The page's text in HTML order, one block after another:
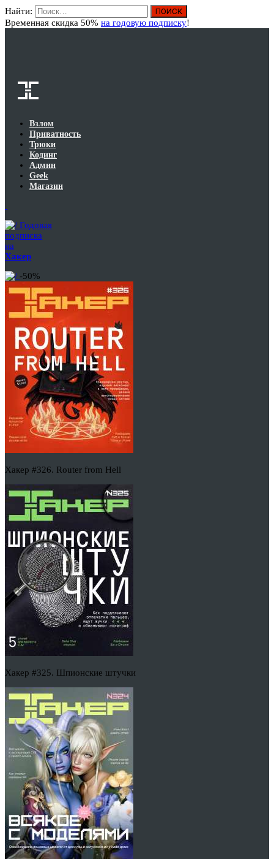
Найти:
Временная скидка 50% на годовую подписку!
Взлом
Приватность
Трюки
Кодинг
Админ
Geek
Магазин
Годовая
подписка
на
Хакер
-50%
Хакер #326. Router from Hell
Хакер #325. Шпионские штучки